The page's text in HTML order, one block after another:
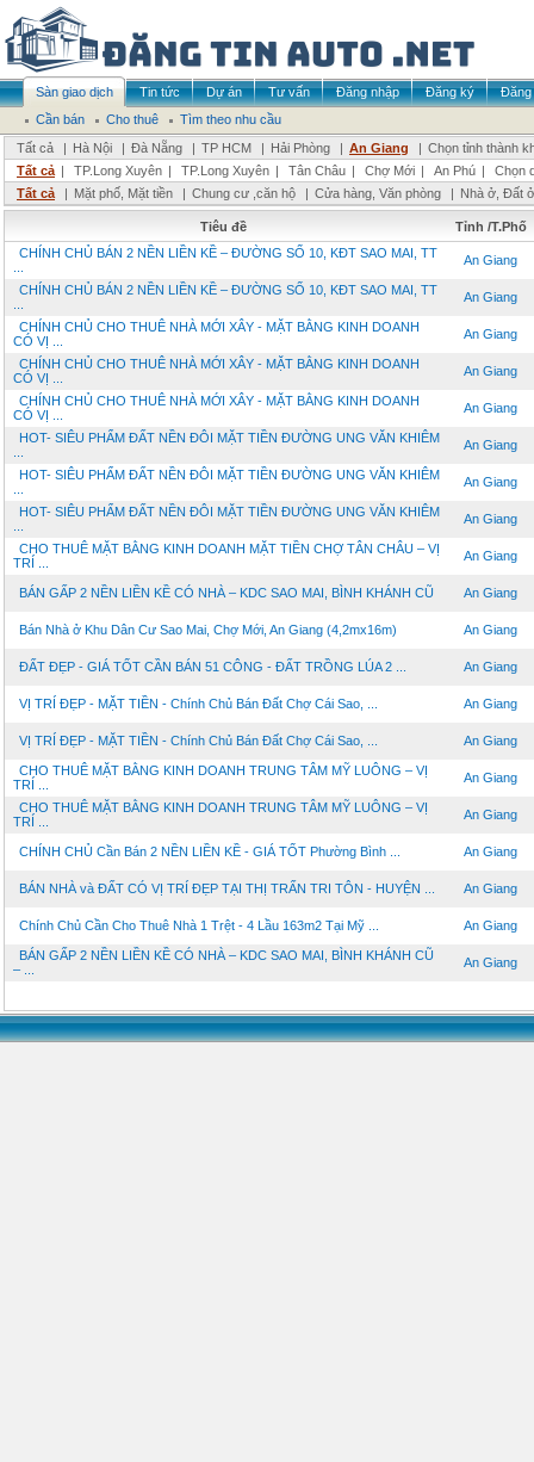
Sàn giao dịch Tin tức Dự án Tư vấn Đăng nhập Đăng ký
Đăng
Cần bán
Cho thuê
Tìm theo nhu cầu
Tất cả
| Hà Nội | Đà Nẵng | TP HCM | Hải Phòng | An Giang | Chọn tỉnh thành
Tất cả | TP.Long Xuyên | TP.Long Xuyên | Tân Châu | Chợ Mới | An Phú |
Chọn
Tất cả
| Mặt phố, Mặt tiền | Chung cư ,căn hộ | Cửa hàng, Văn phòng | Nhà ở, Đất ở
Tiêu đề
Tỉnh /T.Phố
CHÍNH CHỦ BÁN 2 NỀN LIỀN KỀ – ĐƯỜNG SỐ 10, KĐT SAO MAI, TT
An Giang
CHÍNH CHỦ BÁN 2 NỀN LIỀN KỀ – ĐƯỜNG SỐ 10, KĐT SAO MAI, TT
An Giang
CHÍNH CHỦ CHO THUÊ NHÀ MỚI XÂY - MẶT BẰNG KINH DOANH
CÓ VỊ ...
An Giang
CHÍNH CHỦ CHO THUÊ NHÀ MỚI XÂY - MẶT BẰNG KINH DOANH
CÓ VỊ ...
An Giang
CHÍNH CHỦ CHO THUÊ NHÀ MỚI XÂY - MẶT BẰNG KINH DOANH
CÓ VỊ ...
An Giang
HOT- SIÊU PHẨM ĐẤT NỀN ĐÔI MẶT TIỀN ĐƯỜNG UNG VĂN KHIÊM
An Giang
HOT- SIÊU PHẨM ĐẤT NỀN ĐÔI MẶT TIỀN ĐƯỜNG UNG VĂN KHIÊM
An Giang
HOT- SIÊU PHẨM ĐẤT NỀN ĐÔI MẶT TIỀN ĐƯỜNG UNG VĂN KHIÊM
An Giang
CHO THUÊ MẶT BẰNG KINH DOANH MẶT TIỀN CHỢ TÂN CHÂU – VỊ
TRÍ ...
An Giang
BÁN GẤP 2 NỀN LIỀN KỀ CÓ NHÀ – KDC SAO MAI, BÌNH KHÁNH CŨ An Giang
Bán Nhà ở Khu Dân Cư Sao Mai, Chợ Mới, An Giang (4,2mx16m) An Giang
ĐẤT ĐẸP - GIÁ TỐT CẦN BÁN 51 CÔNG - ĐẤT TRỒNG LÚA 2 ... An Giang
VỊ TRÍ ĐẸP - MẶT TIỀN - Chính Chủ Bán Đất Chợ Cái Sao, ... An Giang
VỊ TRÍ ĐẸP - MẶT TIỀN - Chính Chủ Bán Đất Chợ Cái Sao, ... An Giang
CHO THUÊ MẶT BẰNG KINH DOANH TRUNG TÂM MỸ LUÔNG – VỊ
TRÍ ...
An Giang
CHO THUÊ MẶT BẰNG KINH DOANH TRUNG TÂM MỸ LUÔNG – VỊ
TRÍ ...
An Giang
CHÍNH CHỦ Cần Bán 2 NỀN LIỀN KỀ - GIÁ TỐT Phường Bình ... An Giang
BÁN NHÀ và ĐẤT CÓ VỊ TRÍ ĐẸP TẠI THỊ TRẤN TRI TÔN - HUYỆN ... An Giang
Chính Chủ Cần Cho Thuê Nhà 1 Trệt - 4 Lầu 163m2 Tại Mỹ ... An Giang
BÁN GẤP 2 NỀN LIỀN KỀ CÓ NHÀ – KDC SAO MAI, BÌNH KHÁNH CŨ
– ...
An Giang